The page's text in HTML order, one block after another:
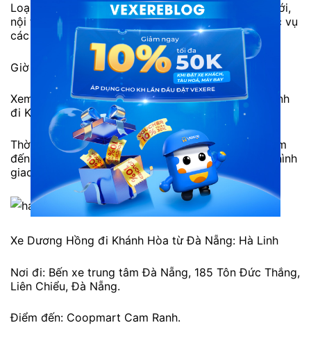
Loại xe: Giường nằm 40 chỗ. Xe giường nằm đời mới,
nội thất được trang bị nhiều tiện nghi hiện đại, phục vụ
các nhu cầu của hành khách.
Giờ xuất phát: 17h, 17h30 hằng ngày.
Xem dễ dàng địa chỉ, số điện thoại đặt vé xe Hà Linh
đi Khánh Hòa tại VeXeRe.com
Thời gian di chuyển: Khoảng 10 đến 11h tùy địa điểm
đến. Tuy nhiên thời gian có thể chênh lệch do tình hình
giao thông.
Xe Dương Hồng đi Khánh Hòa từ Đà Nẵng: Hà Linh
Nơi đi: Bến xe trung tâm Đà Nẵng, 185 Tôn Đức Thắng,
Liên Chiểu, Đà Nẵng.
Điểm đến: Coopmart Cam Ranh.